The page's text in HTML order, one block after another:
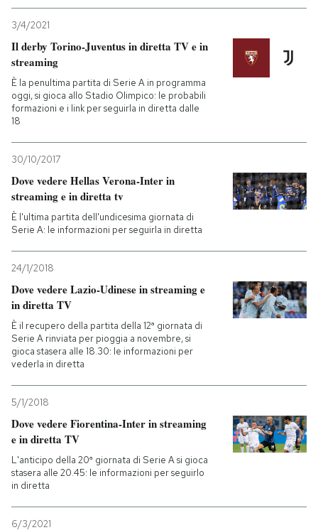
3/4/2021
Il derby Torino-Juventus in diretta TV e in
streaming
È la penultima partita di Serie A in programma
oggi, si gioca allo Stadio Olimpico: le probabili
formazioni e i link per seguirla in diretta dalle
18
30/10/2017
Dove vedere Hellas Verona-Inter in
streaming e in diretta tv
È l'ultima partita dell'undicesima giornata di
Serie A: le informazioni per seguirla in diretta
24/1/2018
Dove vedere Lazio-Udinese in streaming e
in diretta TV
È il recupero della partita della 12ª giornata di
Serie A rinviata per pioggia a novembre, si
gioca stasera alle 18.30: le informazioni per
vederla in diretta
5/1/2018
Dove vedere Fiorentina-Inter in streaming
e in diretta TV
L'anticipo della 20ª giornata di Serie A si gioca
stasera alle 20.45: le informazioni per seguirlo
in diretta
6/3/2021